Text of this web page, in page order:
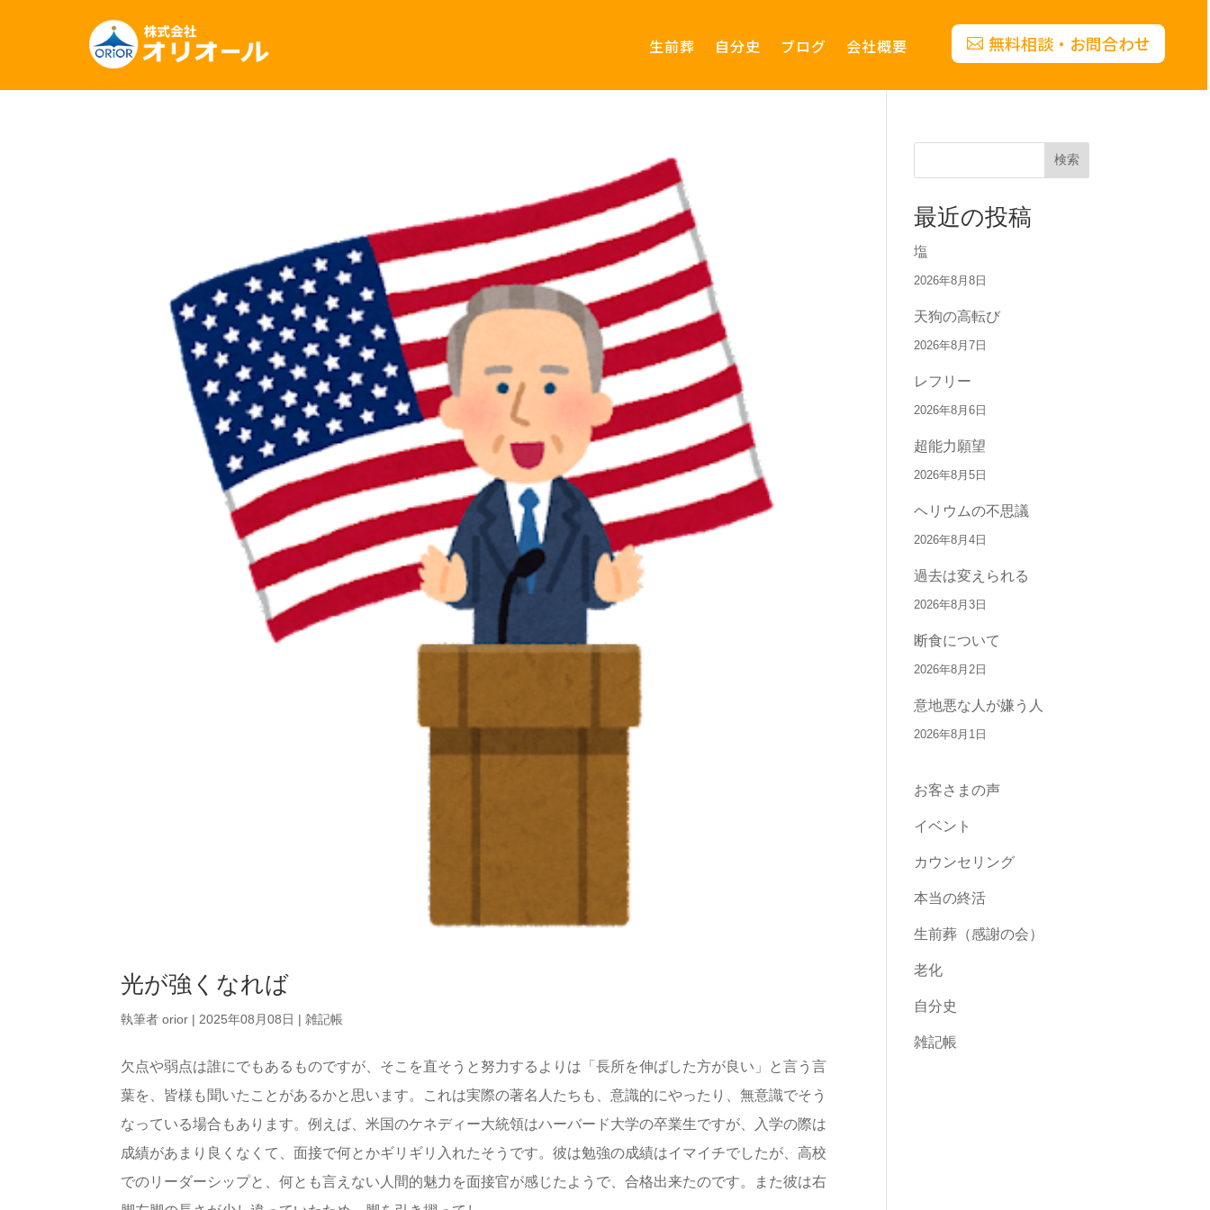
生前葬 自分史 ブログ 会社概要 無料相談・お問合わせ
光が強くなれば
執筆者orior | 2025年08月08日 |雑記帳
欠点や弱点は誰にでもあるものですが、そこを直そうと努力するよりは「長所を伸ばした方が良い」と言う言
葉を、皆様も聞いたことがあるかと思います。これは実際の著名人たちも、意識的にやったり、無意識でそう
なっている場合もあります。例えば、米国のケネディー大統領はハーバード大学の卒業生ですが、入学の際は
成績があまり良くなくて、面接で何とかギリギリ入れたそうです。彼は勉強の成績はイマイチでしたが、高校
でのリーダーシップと、何とも言えない人間的魅力を面接官が感じたようで、合格出来たのです。また彼は右
検索
最近の投稿
塩
2026年8月8日
天狗の高転び
2026年8月7日
レフリー
2026年8月6日
超能力願望
2026年8月5日
ヘリウムの不思議
2026年8月4日
過去は変えられる
2026年8月3日
断食について
2026年8月2日
意地悪な人が嫌う人
2026年8月1日
お客さまの声
イベント
カウンセリング
本当の終活
生前葬（感謝の会）
老化
自分史
雑記帳